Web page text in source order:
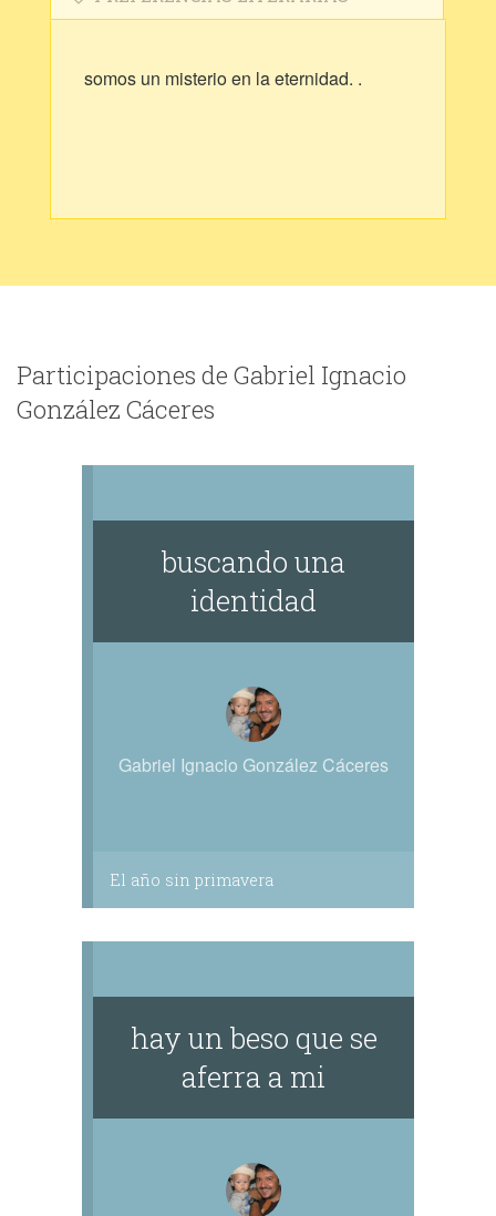
somos un misterio en la eternidad. .
Participaciones de Gabriel Ignacio
González Cáceres
buscando una
identidad
Gabriel Ignacio González Cáceres
El año sin primavera
hay un beso que se
aferra a mi